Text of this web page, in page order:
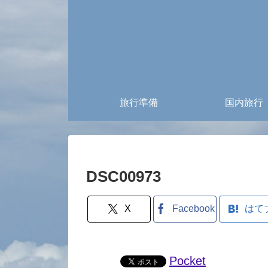
旅行準備 国内旅行
DSC00973
X Facebook はて
Pocket